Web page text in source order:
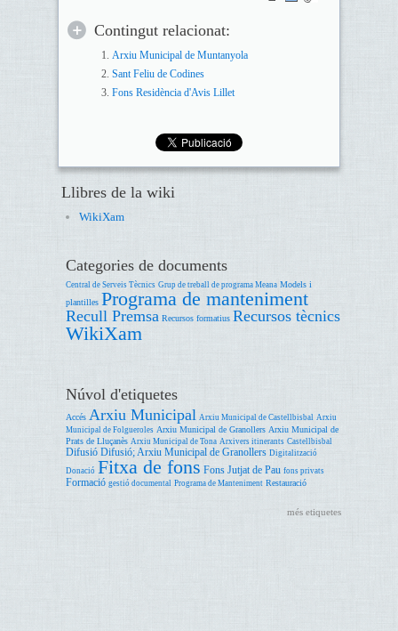
Contingut relacionat:
Arxiu Municipal de Muntanyola
Sant Feliu de Codines
Fons Residència d'Avis Lillet
Llibres de la wiki
WikiXam
Categories de documents
Central de Serveis Tècnics Grup de treball de programa Meana Models i
plantilles Programa de manteniment
Recull Premsa Recursos formatius Recursos tècnics
WikiXam
Núvol d'etiquetes
Accés Arxiu Municipal Arxiu Municipal de Castellbisbal Arxiu
Municipal de Folgueroles Arxiu Municipal de Granollers Arxiu Municipal de
Prats de Lluçanès Arxiu Municipal de Tona Arxivers itinerants Castellbisbal
Difusió Difusió; Arxiu Municipal de Granollers Digitalització
Donació Fitxa de fons Fons Jutjat de Pau fons privats
Formació gestió documental Programa de Manteniment Restauració
més etiquetes